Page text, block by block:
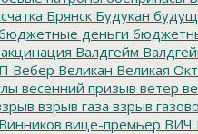
Брянск Будукан
деньги
Валдгейм
Вебер Великан Великая
весенний призыв ветер
взрыв газа взрыв
Винников вице-премьер ВИЧ